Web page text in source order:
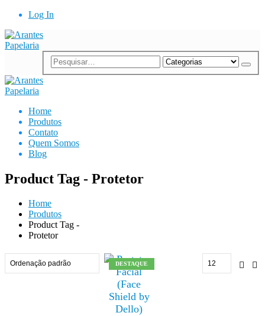
Log In
Home
Produtos
Contato
Quem Somos
Blog
Product Tag - Protetor
Home
Produtos
Product Tag -
Protetor
DESTAQUE